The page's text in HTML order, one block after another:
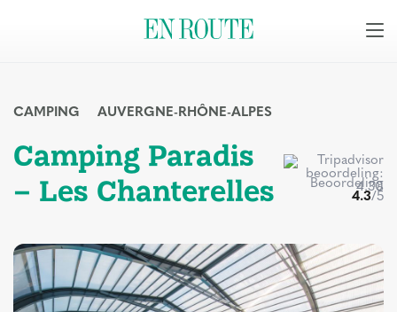
CAMPING AUVERGNE-RHÔNE-ALPES
Camping Paradis
– Les Chanterelles
Beoordeling
4.3/5